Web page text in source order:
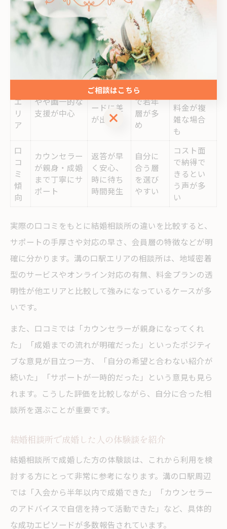
口
駅
エ
きめ細やかで
親身な対応が
多い
迅速なレ
スポンス
を重視
地域密
着型、
幅広い
年代が
在籍
明確で分
エ
リ
ア
やや画一的な
支援が中心
対応スピ
ードに差
が出る
都市型
で若年
層が多
め
料金が複
雑な場合
も
口
コ
ミ
傾
向
カウンセラー
が親身・成婚
まで丁寧にサ
ポート
返答が早
く安心、
時に待ち
時間発生
自分に
合う層
を選び
やすい
コスト面
で納得で
きるとい
う声が多
い
実際の口コミをもとに結婚相談所の違いを比較すると、
サポートの手厚さや対応の早さ、会員層の特徴などが明
確に分かります。溝の口駅エリアの相談所は、地域密着
型のサービスやオンライン対応の有無、料金プランの透
明性が他エリアと比較して強みになっているケースが多
いです。
また、口コミでは「カウンセラーが親身になってくれ
た」「成婚までの流れが明確だった」といったポジティ
ブな意見が目立つ一方、「自分の希望と合わない紹介が
続いた」「サポートが一時的だった」という意見も見ら
れます。こうした評価を比較しながら、自分に合った相
談所を選ぶことが重要です。
結婚相談所で成婚した人の体験談を紹介
結婚相談所で成婚した方の体験談は、これから利用を検
討する方にとって非常に参考になります。溝の口駅周辺
では「入会から半年以内で成婚できた」「カウンセラー
のアドバイスで自信を持って活動できた」など、具体的
な成功エピソードが多数報告されています。
ご相談はこちら
ご相談はこちら